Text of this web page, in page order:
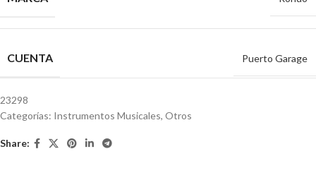
CUENTA Puerto Garage
23298
Categorías: Instrumentos Musicales, Otros
Share: